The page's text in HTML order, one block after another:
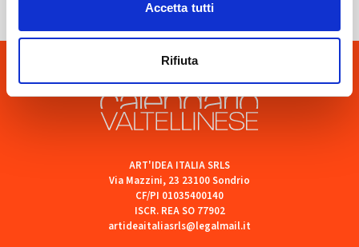
Accetta tutti
Rifiuta
ART'IDEA ITALIA SRLS
Via Mazzini, 23 23100 Sondrio
CF/PI 01035400140
ISCR. REA SO 77902
artideaitaliasrls@legalmail.it